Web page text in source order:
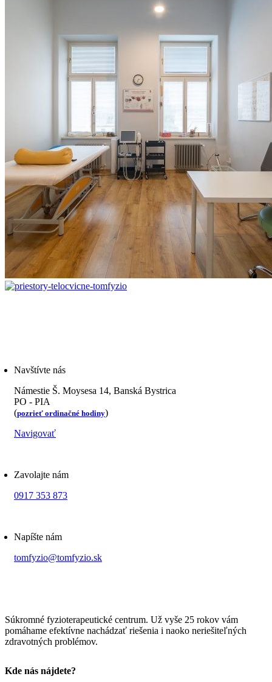
Navštívte nás
Námestie Š. Moysesa 14, Banská Bystrica
PO - PIA
(pozrieť ordinačné hodiny)
Navigovať
Zavolajte nám
0917 353 873
Napíšte nám
tomfyzio@tomfyzio.sk
Súkromné fyzioterapeutické centrum. Už vyše 25 rokov vám
pomáhame efektívne nachádzať riešenia i naoko neriešiteľných
zdravotných problémov.
Kde nás nájdete?